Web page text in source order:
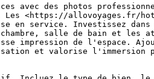
avec des photos
Les <https://allovoyages.fr/
en service. Investissez dans
salle de bain et les
impression de l'espace.
et valorise